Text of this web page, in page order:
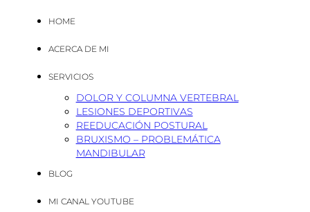
HOME
ACERCA DE MI
SERVICIOS
DOLOR Y COLUMNA VERTEBRAL
LESIONES DEPORTIVAS
REEDUCACIÓN POSTURAL
BRUXISMO – PROBLEMÁTICA
MANDIBULAR
BLOG
MI CANAL YOUTUBE